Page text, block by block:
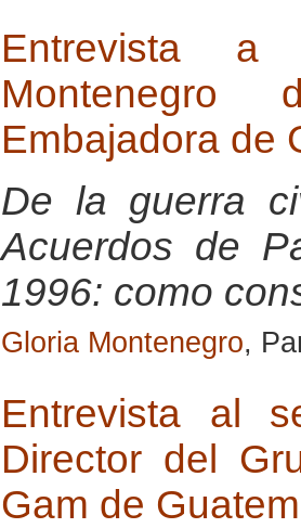
Entrevista
Montenegro
Embajadora de
De la guerra
Acuerdos de
1996: como
Gloria Montenegro,
Entrevista al
Director del
Gam de